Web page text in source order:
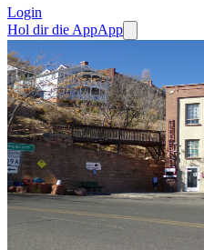
Login
Hol dir die AppApp